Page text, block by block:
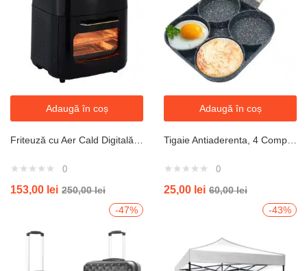
Adaugă în coș
0
153,00 lei 250,00lei
Adaugă în coș
0
25,00 lei 60,00lei
-47%
-43%